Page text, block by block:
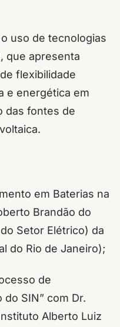
uso de tecnologias
que apresenta
flexibilidade
e energética em
das fontes de
em Baterias na
Brandão do
Setor Elétrico) da
do Rio de Janeiro);
de
do SIN” com Dr.
Alberto Luiz